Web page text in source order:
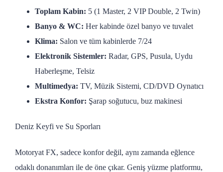
Toplam Kabin: 5 (1 Master, 2 VIP Double, 2 Twin)
Banyo & WC: Her kabinde özel banyo ve tuvalet
Klima: Salon ve tüm kabinlerde 7/24
Elektronik Sistemler: Radar, GPS, Pusula, Uydu
Haberleşme, Telsiz
Multimedya: TV, Müzik Sistemi, CD/DVD Oynatıcı
Ekstra Konfor: Şarap soğutucu, buz makinesi
Deniz Keyfi ve Su Sporları
Motoryat FX, sadece konfor değil, aynı zamanda eğlence
odaklı donanımları ile de öne çıkar. Geniş yüzme platformu,